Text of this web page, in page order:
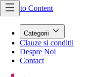
Skip to Content
Categorii
Clauze si conditii
Despre Noi
Contact